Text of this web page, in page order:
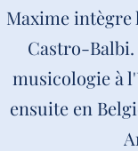
Maxime intègre
Castro-
musicologie à
ensuite en